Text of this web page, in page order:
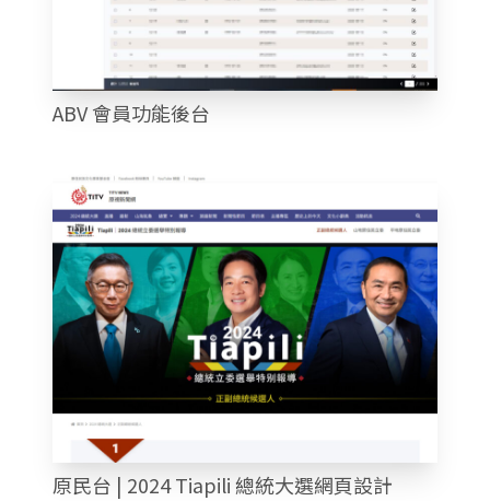
ABV 會員功能後台
原民台 | 2024 Tiapili 總統大選網頁設計